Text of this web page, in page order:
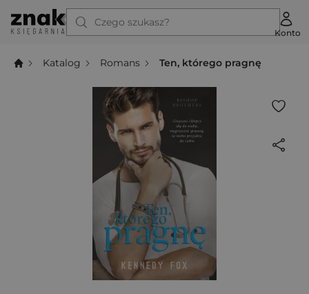
Czego szukasz?
Konto
Katalog Romans Ten, którego pragnę